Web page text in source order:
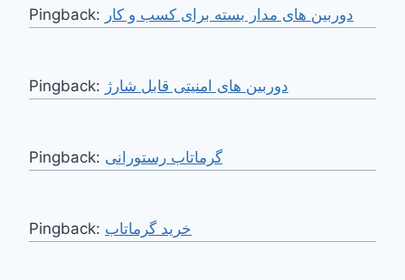
Pingback: دوربین های مدار بسته برای کسب و کار
Pingback: دوربین های امنیتی قابل شارژ
Pingback: گرماتاب رستورانی
Pingback: